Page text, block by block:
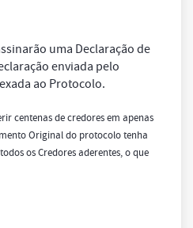
uma Declaração de
enviada pelo
ao Protocolo.
centenas de credores em apenas
Original do protocolo tenha
os Credores aderentes, o que